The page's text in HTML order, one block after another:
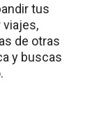
tus
viajes,
de otras
y buscas